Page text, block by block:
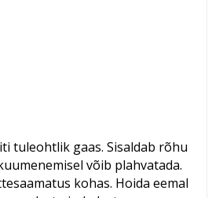
tuleohtlik gaas. Sisaldab rõhu
võib plahvatada.
kohas. Hoida eemal